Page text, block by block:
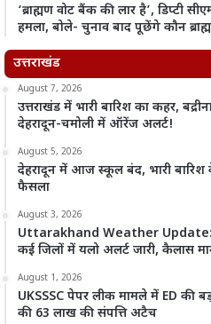
‘ब्राह्मण वोट बैंक की लार है’, डिप्टी
हमला, बोले- चुनाव बाद पूछेंगे कौन
उत्तराखंड
August 7, 2026
उत्तराखंड में भारी बारिश का कहर,
देहरादून-चमोली में ऑरेंज अलर्ट!
August 5, 2026
देहरादून में आज स्कूल बंद, भारी बारिश
फैसला
August 3, 2026
Uttarakhand Weather Update:
कई जिलों में यलो अलर्ट जारी, कैलास
August 1, 2026
UKSSSC पेपर लीक मामले में ED की
की 63 लाख की संपत्ति अटैच